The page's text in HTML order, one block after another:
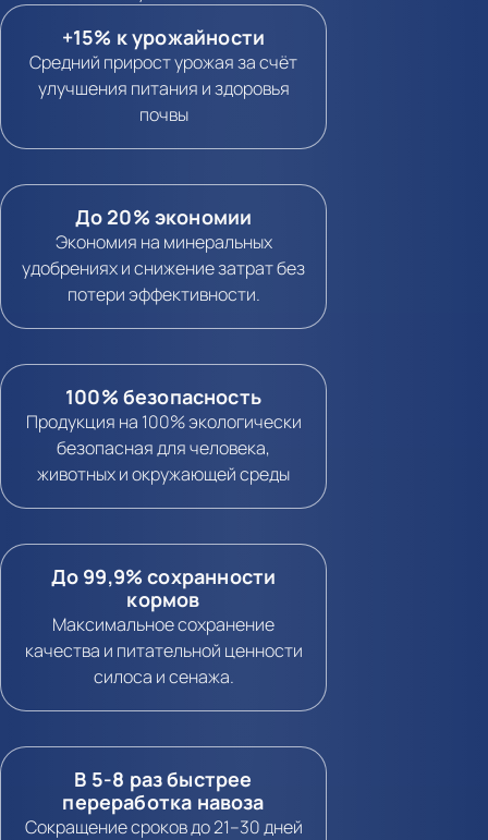
+15% к урожайности
Средний прирост урожая за счёт
улучшения питания и здоровья
почвы
До 20% экономии
Экономия на минеральных
удобрениях и снижение затрат без
потери эффективности.
100% безопасность
Продукция на 100% экологически
безопасная для человека,
животных и окружающей среды
До 99,9% сохранности
кормов
Максимальное сохранение
качества и питательной ценности
силоса и сенажа.
В 5-8 раз быстрее
переработка навоза
Сокращение сроков до 21–30 дней